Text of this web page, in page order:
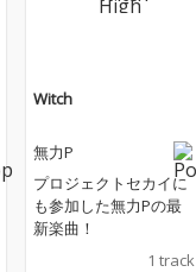
Witch
無力P
プロジェクトセカイに
も参加した無力Pの最
新楽曲！
1 track